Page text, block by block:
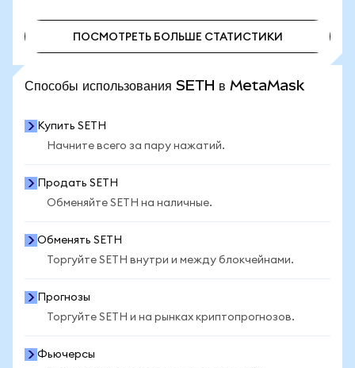
ПОСМОТРЕТЬ БОЛЬШЕ СТАТИСТИКИ
Способы использования SETH в MetaMask
Купить SETH
Начните всего за пару нажатий.
Продать SETH
Обменяйте SETH на наличные.
Обменять SETH
Торгуйте SETH внутри и между блокчейнами.
Прогнозы
Торгуйте SETH и на рынках криптопрогнозов.
Фьючерсы